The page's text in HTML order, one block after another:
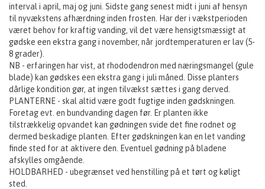
interval i april, maj og juni. Sidste gang senest midt i juni af hensyn
til nyvækstens afhærdning inden frosten. Har der i vækstperioden
været behov for kraftig vanding, vil det være hensigtsmæssigt at
gødske een ekstra gang i november, når jordtemperaturen er lav (5-
8 grader).
NB - erfaringen har vist, at rhododendron med næringsmangel (gule
blade) kan gødskes een ekstra gang i juli måned. Disse planters
dårlige kondition gør, at ingen tilvækst sættes i gang derved.
PLANTERNE - skal altid være godt fugtige inden gødskningen.
Foretag evt. en bundvanding dagen før. Er planten ikke
tilstrækkelig opvandet kan gødningen svide det fine rodnet og
dermed beskadige planten. Efter gødskningen kan en let vanding
finde sted for at aktivere den. Eventuel gødning på bladene
afskylles omgående.
HOLDBARHED - ubegrænset ved henstilling på et tørt og køligt
sted.